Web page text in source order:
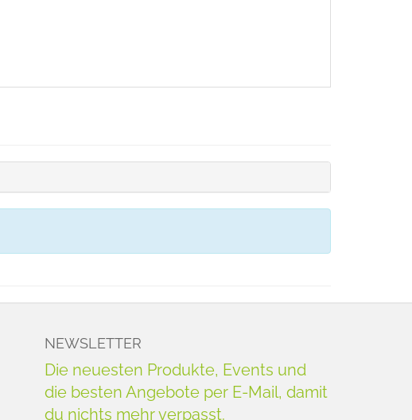
NEWSLETTER
Die neuesten Produkte, Events und
die besten Angebote per E-Mail, damit
du nichts mehr verpasst.